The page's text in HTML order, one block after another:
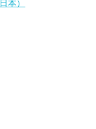
本）